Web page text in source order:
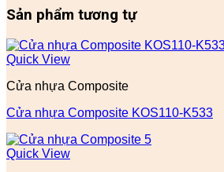
Sản phẩm tương tự
Quick View
Cửa nhựa Composite
Cửa nhựa Composite KOS110-K533
Quick View